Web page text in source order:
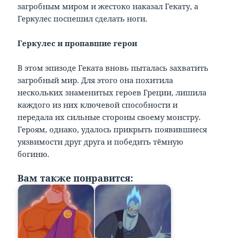
загробным миром и жестоко наказал Гекату, а
Геркулес поспешил сделать ноги.
Геркулес и пропавшие герои
В этом эпизоде Геката вновь пыталась захватить
загробный мир. Для этого она похитила
нескольких знаменитых героев Греции, лишила
каждого из них ключевой способности и
передала их сильные стороны своему монстру.
Героям, однако, удалось прикрыть появившиеся
уязвимости друг друга и победить тёмную
богиню.
Вам также понравится: